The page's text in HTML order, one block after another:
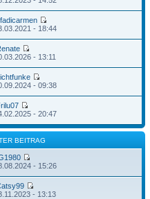
- 18:44
- 13:11
- 09:38
- 20:47
BEITRAG
- 15:26
- 13:13